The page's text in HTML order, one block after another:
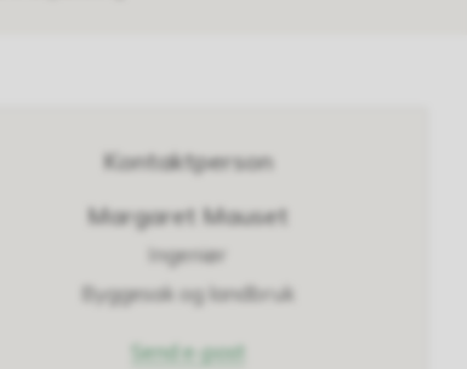
Kontaktperson
Margaret Mauset
Ingeniør
Byggesak og landbruk
Send e-post